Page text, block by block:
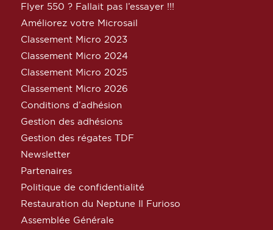
Flyer 550 ? Fallait pas l’essayer !!!
Améliorez votre Microsail
Classement Micro 2023
Classement Micro 2024
Classement Micro 2025
Classement Micro 2026
Conditions d’adhésion
Gestion des adhésions
Gestion des régates TDF
Newsletter
Partenaires
Politique de confidentialité
Restauration du Neptune Il Furioso
Assemblée Générale